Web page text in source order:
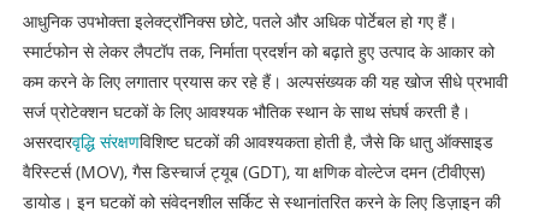
आधुनिक उपभोक्ता इलेक्ट्रॉनिक्स छोटे, पतले और अधिक पोर्टेबल हो गए हैं।
स्मार्टफोन से लेकर लैपटॉप तक, निर्माता प्रदर्शन को बढ़ाते हुए उत्पाद के आकार को
कम करने के लिए लगातार प्रयास कर रहे हैं। अल्पसंख्यक की यह खोज सीधे प्रभावी
सर्ज प्रोटेक्शन घटकों के लिए आवश्यक भौतिक स्थान के साथ संघर्ष करती है।
असरदारवृद्धि संरक्षणविशिष्ट घटकों की आवश्यकता होती है, जैसे कि धातु ऑक्साइड
वैरिस्टर्स (MOV), गैस डिस्चार्ज ट्यूब (GDT), या क्षणिक वोल्टेज दमन (टीवीएस)
डायोड। इन घटकों को संवेदनशील सर्किट से स्थानांतरित करने के लिए डिज़ाइन की